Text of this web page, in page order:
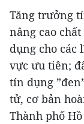
Tăng trưởng
nâng cao
dụng cho các
vực ưu tiên;
tín dụng
tử, cơ bản
Thành phố